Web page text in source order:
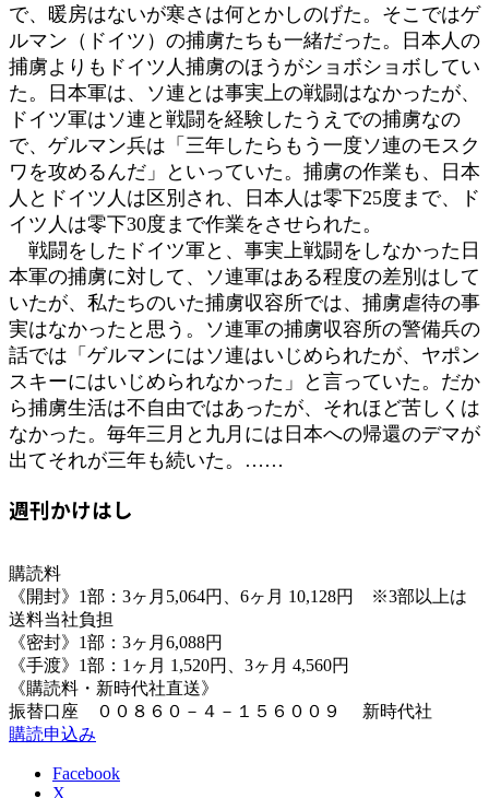
で、暖房はないが寒さは何とかしのげた。そこではゲ
ルマン（ドイツ）の捕虜たちも一緒だった。日本人の
捕虜よりもドイツ人捕虜のほうがショボショボしてい
た。日本軍は、ソ連とは事実上の戦闘はなかったが、
ドイツ軍はソ連と戦闘を経験したうえでの捕虜なの
で、ゲルマン兵は「三年したらもう一度ソ連のモスク
ワを攻めるんだ」といっていた。捕虜の作業も、日本
人とドイツ人は区別され、日本人は零下25度まで、ド
イツ人は零下30度まで作業をさせられた。
戦闘をしたドイツ軍と、事実上戦闘をしなかった日
本軍の捕虜に対して、ソ連軍はある程度の差別はして
いたが、私たちのいた捕虜収容所では、捕虜虐待の事
実はなかったと思う。ソ連軍の捕虜収容所の警備兵の
話では「ゲルマンにはソ連はいじめられたが、ヤポン
スキーにはいじめられなかった」と言っていた。だか
ら捕虜生活は不自由ではあったが、それほど苦しくは
なかった。毎年三月と九月には日本への帰還のデマが
出てそれが三年も続いた。……
週刊かけはし
購読料
《開封》1部：3ヶ月5,064円、6ヶ月 10,128円 ※3部以上は
送料当社負担
《密封》1部：3ヶ月6,088円
《手渡》1部：1ヶ月 1,520円、3ヶ月 4,560円
《購読料・新時代社直送》
振替口座 ００８６０－４－１５６００９ 新時代社
購読申込み
Facebook
X